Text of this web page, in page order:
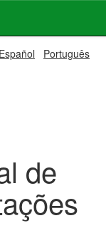
Español Português
de